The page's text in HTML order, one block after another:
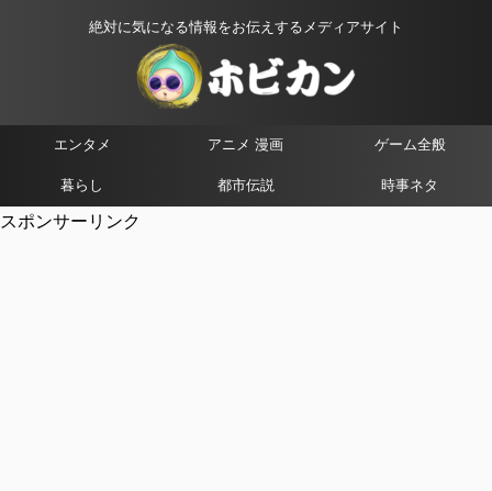
絶対に気になる情報をお伝えするメディアサイト
エンタメ アニメ 漫画 ゲーム全般
暮らし 都市伝説 時事ネタ
スポンサーリンク